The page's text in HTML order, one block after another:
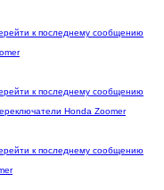
к последнему сообщению
к последнему сообщению
Honda Zoomer
к последнему сообщению